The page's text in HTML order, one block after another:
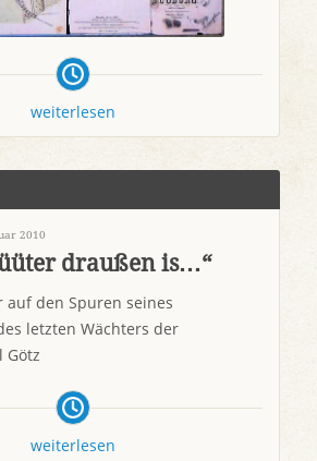
weiterlesen
2010
draußen is…“
auf den Spuren seines
letzten Wächters der
Götz
weiterlesen